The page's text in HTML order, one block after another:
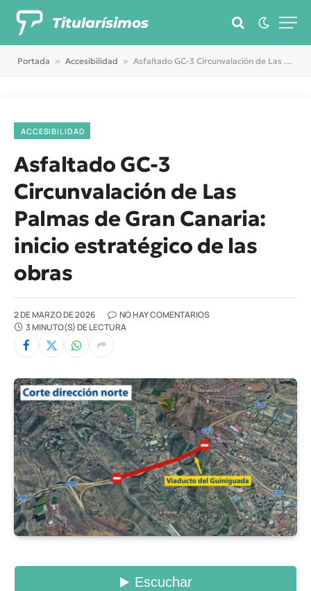
Titularísimos
Portada » Accesibilidad » Asfaltado GC-3 Circunvalación de Las Palmas de Gran Canaria: inicio estratégico de las obras
ACCESIBILIDAD
Asfaltado GC-3
Circunvalación de Las
Palmas de Gran Canaria:
inicio estratégico de las
obras
2 DE MARZO DE 2026
NO HAY COMENTARIOS
3 MINUTO(S) DE LECTURA